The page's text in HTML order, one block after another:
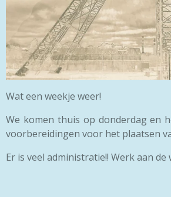
Wat een weekje weer!
We komen thuis op donderdag en
voorbereidingen voor het plaatsen
Er is veel administratie!! Werk aan de